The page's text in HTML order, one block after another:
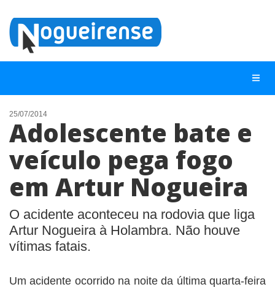
NOTÍCIAS
LISTA DIGITAL
TELEFONES ÚTEIS
CONTATO
ANUNCIE
BUSCAR
25/07/2014
Adolescente bate e
veículo pega fogo
em Artur Nogueira
O acidente aconteceu na rodovia que liga
Artur Nogueira à Holambra. Não houve
vítimas fatais.
Um acidente ocorrido na noite da última quarta-feira